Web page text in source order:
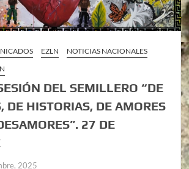
EZLN
NOTICIAS NACIONALES
DEL SEMILLERO “DE
DE HISTORIAS, DE AMORES
27 DE
2025